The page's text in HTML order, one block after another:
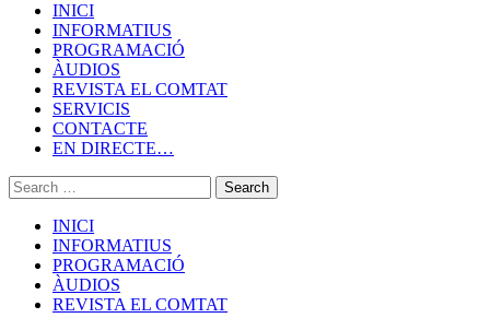
INICI
INFORMATIUS
PROGRAMACIÓ
ÀUDIOS
REVISTA EL COMTAT
SERVICIS
CONTACTE
EN DIRECTE…
INICI
INFORMATIUS
PROGRAMACIÓ
ÀUDIOS
REVISTA EL COMTAT